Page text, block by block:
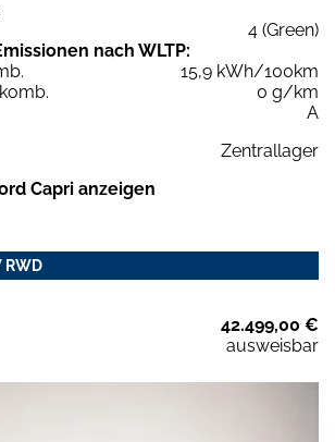
4 (Green)
nach WLTP:
15,9 kWh/100km
0 g/km
A
Zentrallager
Capri anzeigen
RWD
42.499,00 €
ausweisbar